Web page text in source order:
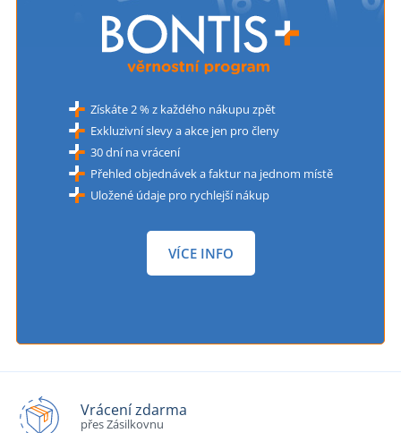
Získáte 2 % z každého nákupu zpět
Exkluzivní slevy a akce jen pro členy
30 dní na vrácení
Přehled objednávek a faktur na jednom místě
Uložené údaje pro rychlejší nákup
VÍCE INFO
Vrácení zdarma
přes Zásilkovnu